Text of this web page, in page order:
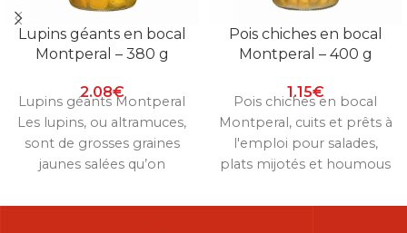
Lupins géants en bocal
Montperal – 380 g
2.08€
Lupins géants Montperal
Les lupins, ou altramuces,
sont de grosses graines
jaunes salées qu’on
appréciées sur
Pois chiches en bocal
Montperal – 400 g
1.15€
Pois chiches en bocal
Montperal, cuits et prêts à
l'emploi pour salades,
plats mijotés et houmous